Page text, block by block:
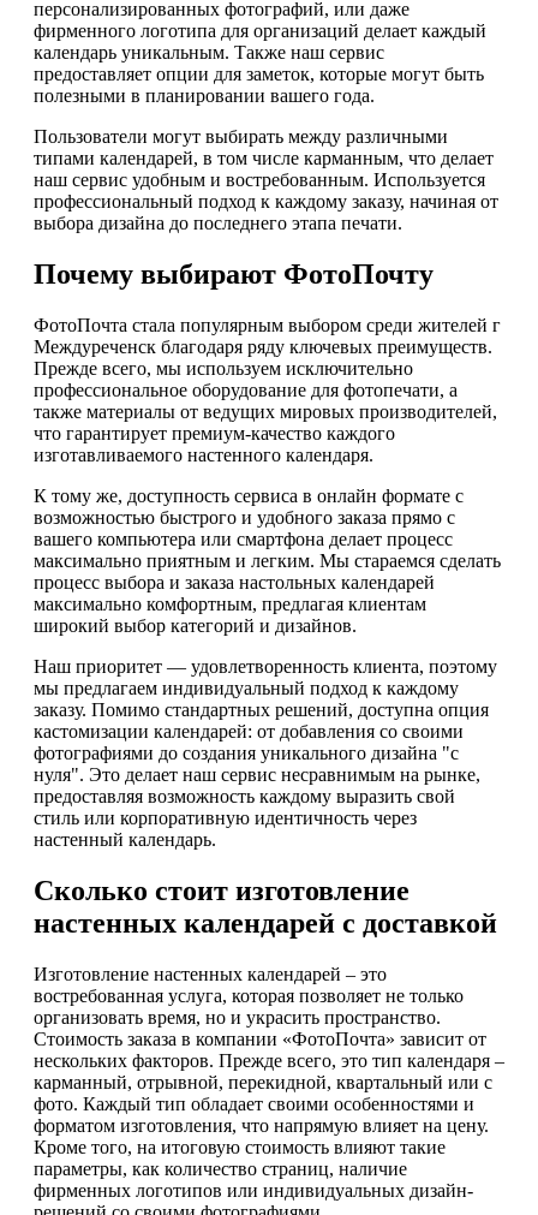
персонализированных фотографий, или даже
фирменного логотипа для организаций делает каждый
календарь уникальным. Также наш сервис
предоставляет опции для заметок, которые могут быть
полезными в планировании вашего года.
Пользователи могут выбирать между различными
типами календарей, в том числе карманным, что делает
наш сервис удобным и востребованным. Используется
профессиональный подход к каждому заказу, начиная от
выбора дизайна до последнего этапа печати.
Почему выбирают ФотоПочту
ФотоПочта стала популярным выбором среди жителей г
Междуреченск благодаря ряду ключевых преимуществ.
Прежде всего, мы используем исключительно
профессиональное оборудование для фотопечати, а
также материалы от ведущих мировых производителей,
что гарантирует премиум-качество каждого
изготавливаемого настенного календаря.
К тому же, доступность сервиса в онлайн формате с
возможностью быстрого и удобного заказа прямо с
вашего компьютера или смартфона делает процесс
максимально приятным и легким. Мы стараемся сделать
процесс выбора и заказа настольных календарей
максимально комфортным, предлагая клиентам
широкий выбор категорий и дизайнов.
Наш приоритет — удовлетворенность клиента, поэтому
мы предлагаем индивидуальный подход к каждому
заказу. Помимо стандартных решений, доступна опция
кастомизации календарей: от добавления со своими
фотографиями до создания уникального дизайна "с
нуля". Это делает наш сервис несравнимым на рынке,
предоставляя возможность каждому выразить свой
стиль или корпоративную идентичность через
настенный календарь.
Сколько стоит изготовление
настенных календарей с доставкой
Изготовление настенных календарей – это
востребованная услуга, которая позволяет не только
организовать время, но и украсить пространство.
Стоимость заказа в компании «ФотоПочта» зависит от
нескольких факторов. Прежде всего, это тип календаря –
карманный, отрывной, перекидной, квартальный или с
фото. Каждый тип обладает своими особенностями и
форматом изготовления, что напрямую влияет на цену.
Кроме того, на итоговую стоимость влияют такие
параметры, как количество страниц, наличие
фирменных логотипов или индивидуальных дизайн-